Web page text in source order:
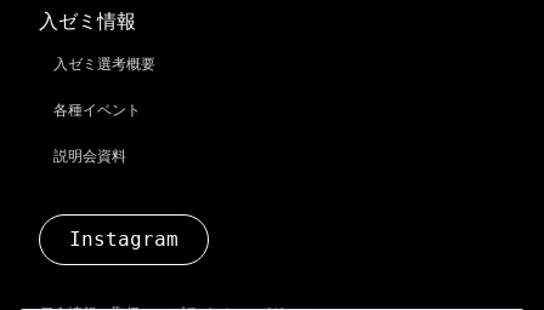
入ゼミ情報
入ゼミ選考概要
各種イベント
説明会資料
Instagram